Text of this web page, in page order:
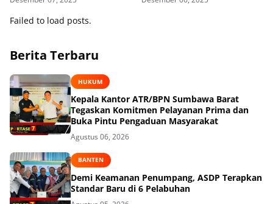
Failed to load posts.
Berita Terbaru
HUKUM
Kepala Kantor ATR/BPN Sumbawa Barat
Tegaskan Komitmen Pelayanan Prima dan
Buka Pintu Pengaduan Masyarakat
Agustus 06, 2026
BANTEN
Demi Keamanan Penumpang, ASDP Terapkan
Standar Baru di 6 Pelabuhan